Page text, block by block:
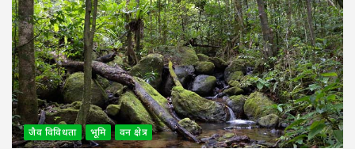
जैव विविधता भूमि वन क्षेत्र